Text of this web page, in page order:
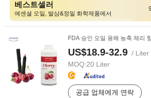
베스트셀러
에센셜 오일, 발삼&정밀 화학제품에서
FDA 승인 오일 용해 농축 체리
US$18.9-32.9 / Liter
MOQ:20 Liter
공급 업체에게 연락